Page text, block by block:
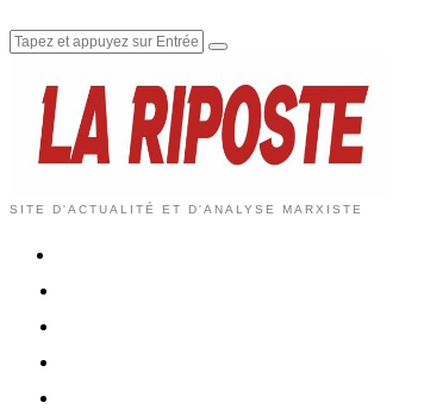
SITE D'ACTUALITÉ ET D'ANALYSE MARXISTE